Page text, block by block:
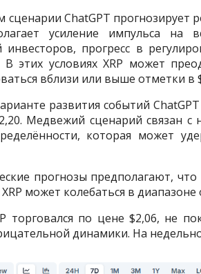
ChatGPT прогнозирует
усиление импульса на
инвесторов, прогресс в
этих условиях XRP может
вблизи или выше отметки в
развития событий
Медвежий сценарий связан
которая может
прогнозы предполагают,
может колебаться в диапазоне
торговался по цене $2,06, не
динамики. На